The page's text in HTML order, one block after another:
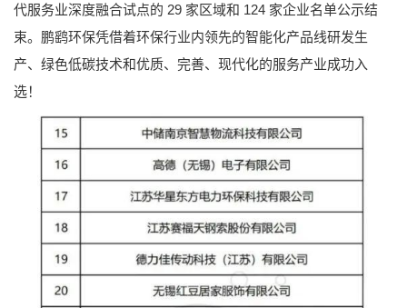
代服务业深度融合试点的 29 家区域和 124 家企业名单公示结
束。鹏鹞环保凭借着环保行业内领先的智能化产品线研发生
产、绿色低碳技术和优质、完善、现代化的服务产业成功入
选！